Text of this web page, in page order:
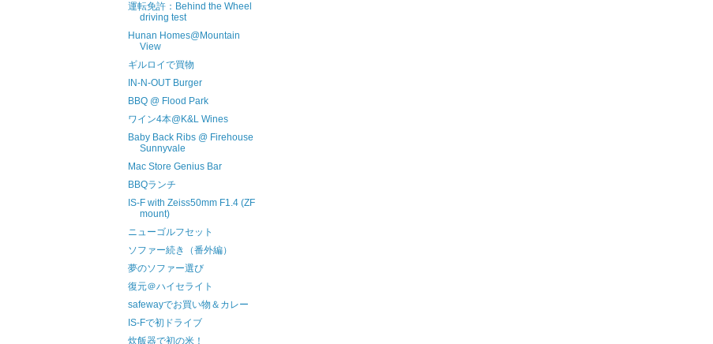
運転免許：Behind the Wheel
driving test
Hunan Homes@Mountain
View
ギルロイで買物
IN-N-OUT Burger
BBQ @ Flood Park
ワイン4本@K&L Wines
Baby Back Ribs @ Firehouse
Sunnyvale
Mac Store Genius Bar
BBQランチ
IS-F with Zeiss50mm F1.4 (ZF
mount)
ニューゴルフセット
ソファー続き（番外編）
夢のソファー選び
復元＠ハイセライト
safewayでお買い物＆カレー
IS-Fで初ドライブ
炊飯器で初の米！